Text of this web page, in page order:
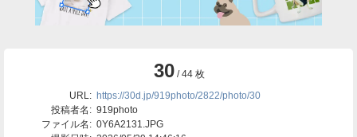
30/ 44 枚
URL: https://30d.jp/919photo/2822/photo/30
投稿者名: 919photo
ファイル名: 0Y6A2131.JPG